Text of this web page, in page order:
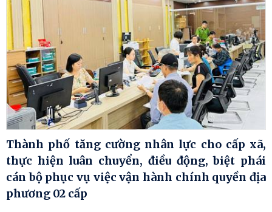
Thành phố tăng cường nhân lực cho cấp xã,
thực hiện luân chuyển, điều động, biệt phái
cán bộ phục vụ việc vận hành chính quyền địa
phương 02 cấp